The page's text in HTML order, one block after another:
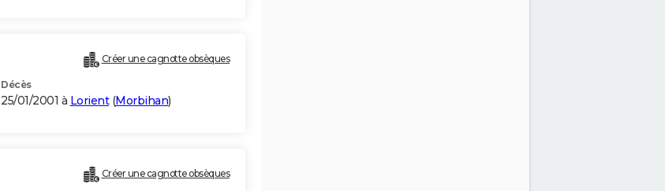
Créer une cagnotte obsèques
Décès
25/01/2001 à Lorient(Morbihan)
Créer une cagnotte obsèques